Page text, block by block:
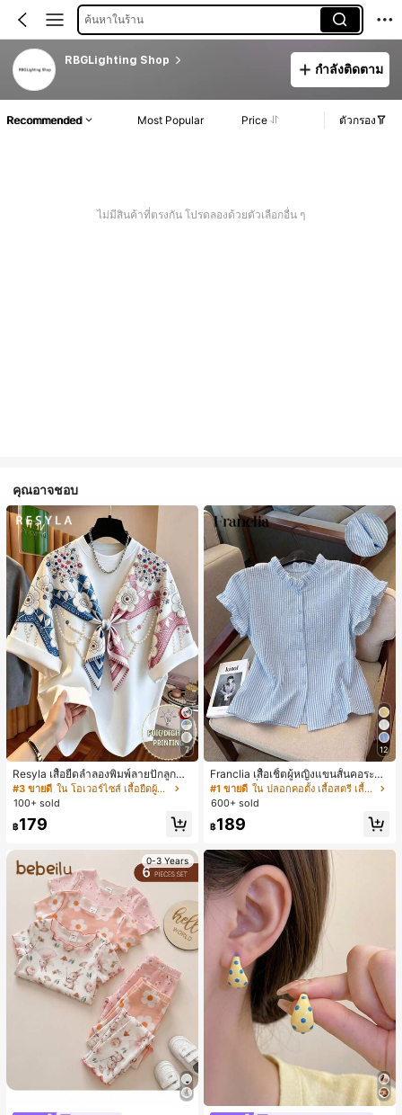
ค้นหาในร้าน
RBGLighting Shop
กำลังติดตาม
Recommended Most Popular Price ตัวกรอง
ไม่มีสินค้าที่ตรงกัน โปรดลองด้วยตัวเลือกอื่น ๆ
คุณอาจชอบ
7
Resyla เสื้อยืดลำลองพิมพ์ลายปักลูกปัด
รูปโบว์ขนาดใหญ่สำหรับผู้หญิง
#3 ขายดี
ใน โอเวอร์ไซส์ เสื้อยืดผู้หญิง
100+ sold
฿179
0-3 Years
12
Franclia เสื้อเชิ้ตผู้หญิงแขนสั้นคอระบา
ยกระดุมเดี่ยวลายทาง
#1 ขายดี
ใน ปลอกคอตั้ง เสื้อสตรี เสื้อเบลาส์ & Tee
600+ sold
฿189